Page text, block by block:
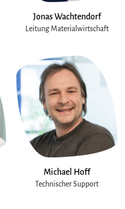
Jonas Wachtendorf
Leitung Materialwirtschaft
Michael Hoff
Technischer Support